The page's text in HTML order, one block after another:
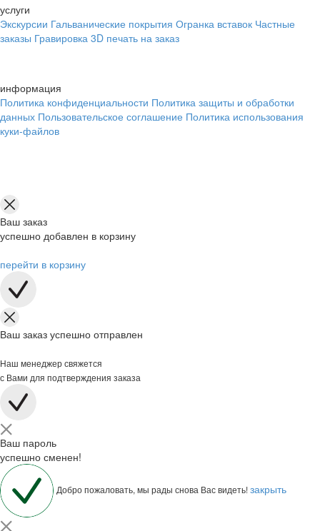
услуги
Экскурсии Гальванические покрытия Огранка вставок Частные
заказы Гравировка 3D печать на заказ
информация
Политика конфиденциальности Политика защиты и обработки
данных Пользовательское соглашение Политика использования
куки-файлов
Ваш заказ
успешно добавлен в корзину
перейти в корзину
Ваш заказ успешно отправлен
Наш менеджер свяжется
с Вами для подтверждения заказа
Ваш пароль
успешно сменен!
Добро пожаловать, мы рады снова Вас видеть!закрыть